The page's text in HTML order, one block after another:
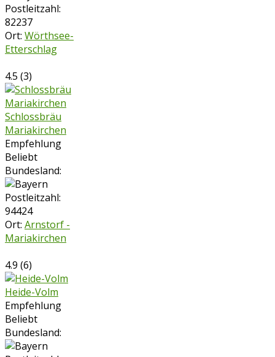
Postleitzahl:
82237
Ort: Wörthsee-
Etterschlag
4.5 (3)
Schlossbräu
Mariakirchen
Empfehlung
Beliebt
Bundesland:
Postleitzahl:
94424
Ort: Arnstorf -
Mariakirchen
4.9 (6)
Heide-Volm
Empfehlung
Beliebt
Bundesland: